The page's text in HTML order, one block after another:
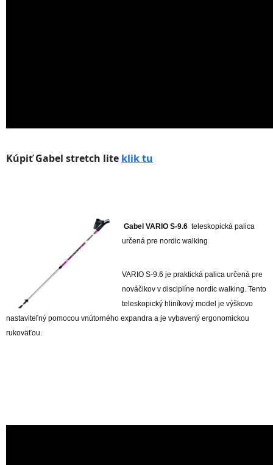
Kúpiť Gabel stretch lite klik tu
Gabel VARIO S-9.6 teleskopická palica
určená pre nordic walking
VARIO S-9.6 je praktická palica určená pre
nováčikov v disciplíne nordic walking. Tento
teleskopický hliníkový model je výškovo
nastaviteľný pomocou vnútorného expandra a je vybavený ergonomickou
rukoväťou.